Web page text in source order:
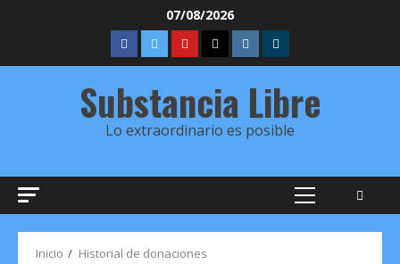
07/08/2026
FBK TW YT IVOOXINSTAGRAM
Telegram
Substancia Libre
Lo extraordinario es posible
Menú
Inicio Historial de donaciones